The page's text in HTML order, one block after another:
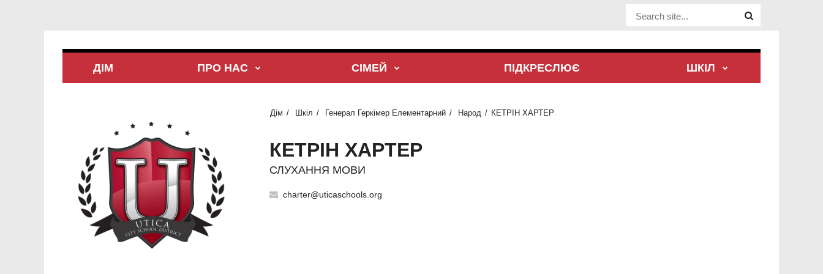
Website Site
ДІМ ПРО НАС СІМЕЙ ПІДКРЕСЛЮЄ ШКІЛ
Дім Шкіл Генерал Геркімер Елементарний Народ КЕТРІН ХАРТЕР
КЕТРІН ХАРТЕР
СЛУХАННЯ МОВИ
charter@uticaschools.org